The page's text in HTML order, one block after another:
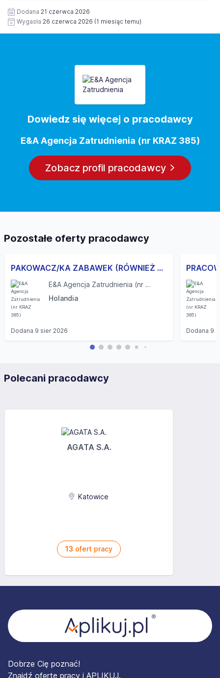
Dodana 21 czerwca 2026
Wygasła 26 czerwca 2026 (1 miesiąc temu)
Dowiedz się więcej o pracodawcy
E&A Agencja Zatrudnienia (nr KRAZ 385)
Zobacz profil pracodawcy
Pozostałe oferty pracodawcy
PAKOWACZ/KA ZABAWEK (RÓWNIEŻ DLA PAR, BILET GRATIS)
E&A Agencja Zatrudnienia (nr KRAZ 385)
Holandia
Dodana 9 sier 2026 Dodana 9
Polecani pracodawcy
AGATA S.A.
Katowice
13 ofert pracy
Dobrze Cię poznać!
Znajdź ofertę pracy i APLIKUJ.